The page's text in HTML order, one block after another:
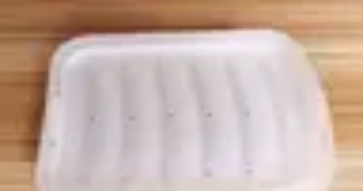
Sécurité technologiquePhotographie mobileSécurité
domestiqueInformatique portable
Gadgets HiTech